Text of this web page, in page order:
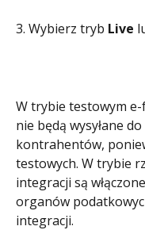
3. Wybierz tryb Live
W trybie testowym
nie będą wysyłane
kontrahentów,
testowych. W trybie
integracji są
organów
integracji.